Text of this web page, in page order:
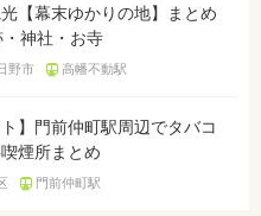
【幕末ゆかりの地】まとめ
神社・お寺
野市 高幡不動駅
ト】門前仲町駅周辺でタバコ
煙所まとめ
門前仲町駅